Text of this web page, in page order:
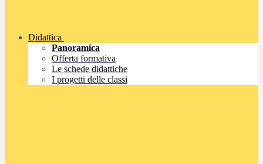
Didattica
Panoramica
Offerta formativa
Le schede didattiche
I progetti delle classi